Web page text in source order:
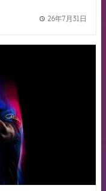
26年7月31日
badge